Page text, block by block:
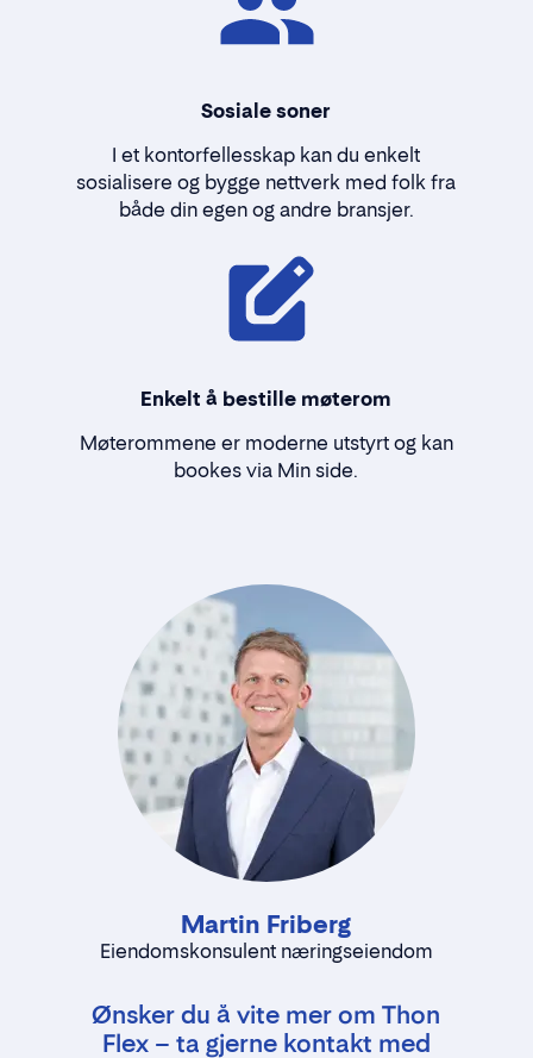
Sosiale soner
I et kontorfellesskap kan du enkelt
sosialisere og bygge nettverk med folk fra
både din egen og andre bransjer.
Enkelt å bestille møterom
Møterommene er moderne utstyrt og kan
bookes via Min side.
Ønsker du å vite mer om Thon
Flex – ta gjerne kontakt med
Martin Friberg
Eiendomskonsulent næringseiendom